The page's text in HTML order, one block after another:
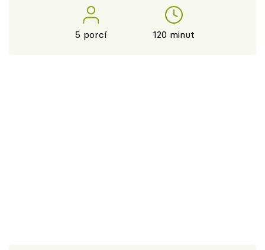
5 porcí 120 minut